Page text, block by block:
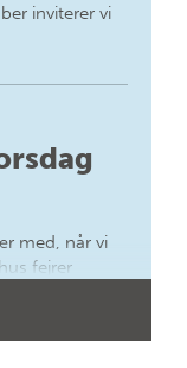
inviterer vi
med, når vi
fejrer